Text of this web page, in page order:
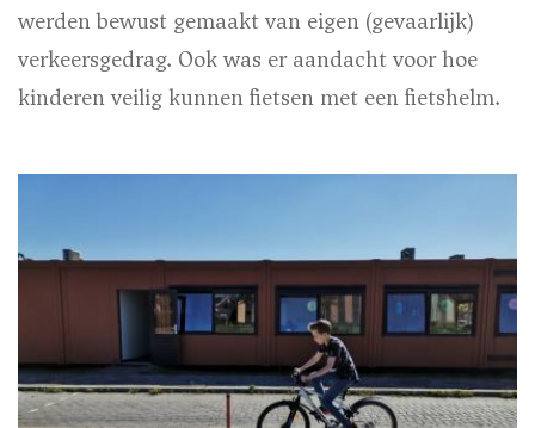
werden bewust gemaakt van eigen (gevaarlijk)
verkeersgedrag. Ook was er aandacht voor hoe
kinderen veilig kunnen fietsen met een fietshelm.